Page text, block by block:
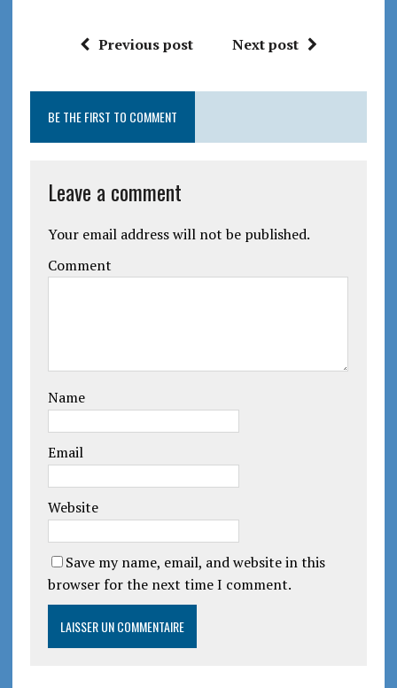
Previous post Next post
BE THE FIRST TO COMMENT
Leave a comment
Your email address will not be published.
Comment
Name
Email
Website
Save my name, email, and website in this
browser for the next time I comment.